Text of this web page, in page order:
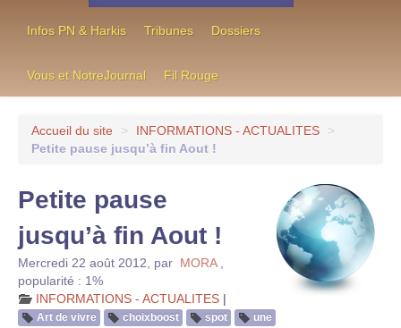
Infos PN & Harkis Tribunes Dossiers
Vous et NotreJournal Fil Rouge
Accueil du site > INFORMATIONS - ACTUALITES
>
Petite pause jusqu’à fin Aout !
Petite pause
jusqu’à fin Aout !
Mercredi 22 août 2012 par MORA
popularité : 1%
INFORMATIONS - ACTUALITES |
Art de vivre choixboost spot une